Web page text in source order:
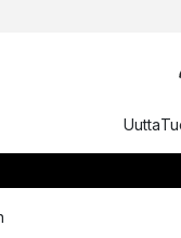
Uutta